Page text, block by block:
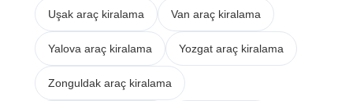
Uşak araç kiralama Van araç kiralama
Yalova araç kiralama Yozgat araç kiralama
Zonguldak araç kiralama